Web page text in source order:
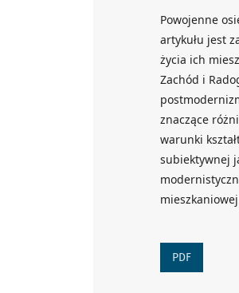
Powojenne
artykułu jest
życia ich
Zachód i
znaczące
warunki
subiektywnej
PDF